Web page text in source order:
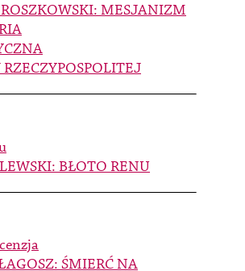
MESJANIZM
BŁOTO RENU
ŚMIERĆ NA